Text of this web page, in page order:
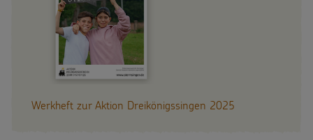
Werkheft zur Aktion Dreikönigssingen 2025